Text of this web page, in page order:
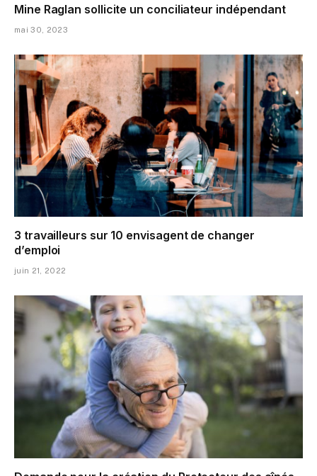
Mine Raglan sollicite un conciliateur indépendant
mai 30, 2023
3 travailleurs sur 10 envisagent de changer
d’emploi
juin 21, 2022